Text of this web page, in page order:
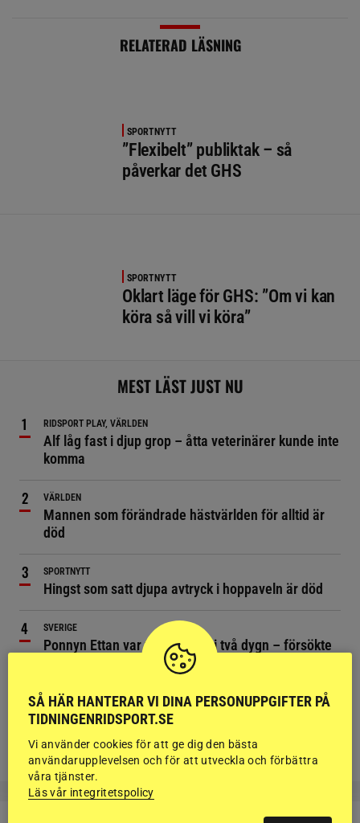
RELATERAD LÄSNING
SPORTNYTT
”Flexibelt” publiktak – så
påverkar det GHS
SPORTNYTT
Oklart läge för GHS: ”Om vi kan
köra så vill vi köra”
MEST LÄST JUST NU
RIDSPORT PLAY, VÄRLDEN
Alf låg fast i djup grop – åtta veterinärer kunde inte
komma
VÄRLDEN
Mannen som förändrade hästvärlden för alltid är
död
SPORTNYTT
Hingst som satt djupa avtryck i hoppaveln är död
SVERIGE
Ponnyn Ettan var försvunnen i två dygn – försökte
NYHETER
Ny dokumentärserie följer världseliten i hoppning
SÅ HÄR HANTERAR VI DINA PERSONUPPGIFTER PÅ
TIDNINGENRIDSPORT.SE
Vi använder cookies för att ge dig den bästa
användarupplevelsen och för att utveckla och förbättra
våra tjänster.
Läs vår integritetspolicy